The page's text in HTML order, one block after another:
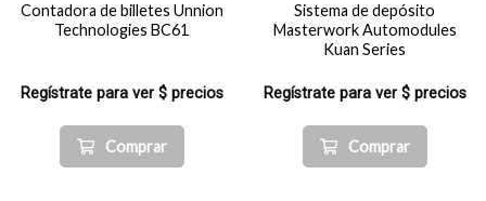
Contadora de billetes Unnion
Technologies BC61
Regístrate para ver $ precios
Comprar
Sistema de depósito
Masterwork Automodules
Kuan Series
Regístrate para ver $ precios
Comprar